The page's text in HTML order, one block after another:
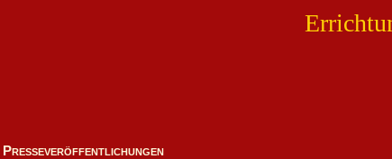
Presseveröffentlichungen